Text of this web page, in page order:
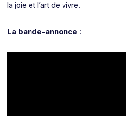
la joie et l’art de vivre.
La bande-annonce :